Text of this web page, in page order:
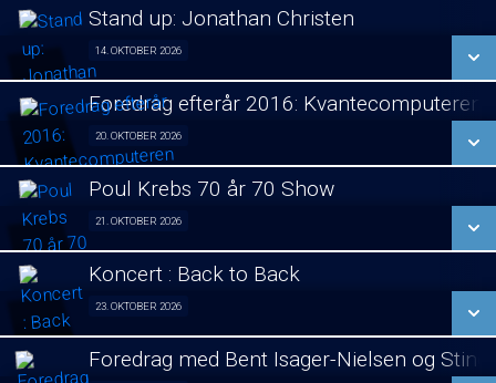
LÆS MERE
LÆS MERE
Stand up: Jonathan Christen
14. OKTOBER 2026
LÆS MERE
Foredrag efterår 2016: Kvantecomputeren
20. OKTOBER 2026Foredrag fra Århus 20/10
LÆS MERE
Poul Krebs 70 år 70 Show
21. OKTOBER 2026
Poul Krebs 70 år - 70 Koncerter 21/10
LÆS MERE
Koncert : Back to Back
23. OKTOBER 2026
Foredrag med Bent Isager-Nielsen og